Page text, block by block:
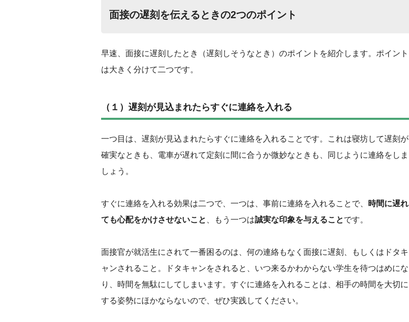
面接の遅刻を伝えるときの2つのポイント
早速、面接に遅刻したとき（遅刻しそうなとき）のポイントを紹介します。ポイント
は大きく分けて二つです。
（１）遅刻が見込まれたらすぐに連絡を入れる
一つ目は、遅刻が見込まれたらすぐに連絡を入れることです。これは寝坊して遅刻が
確実なときも、電車が遅れて定刻に間に合うか微妙なときも、同じように連絡をしま
しょう。
‌すぐに連絡を入れる効果は二つで、一つは、事前に連絡を入れることで、
時間に遅れ
ても心配をかけさせないこと
、もう一つは誠実な印象を与えることです。
面接官が就活生にされて一番困るのは、何の連絡もなく面接に遅刻、もしくはドタキ
ャンされること。ドタキャンをされると、いつ来るかわからない学生を待つはめにな
り、時間を無駄にしてしまいます。すぐに連絡を入れることは、相手の時間を大切に
する姿勢にほかならないので、ぜひ実践してください。